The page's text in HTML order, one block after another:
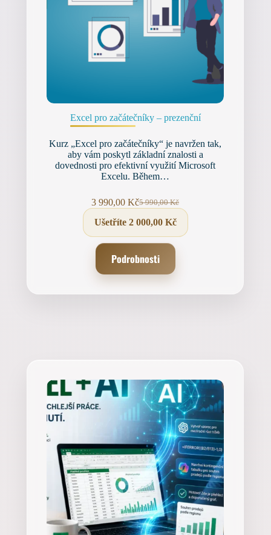
Excel pro začátečníky – prezenční
Kurz „Excel pro začátečníky“ je navržen tak,
aby vám poskytl základní znalosti a
dovednosti pro efektivní využití Microsoft
Excelu. Během…
5 990,00Kč
Původní
cena
byla:
5 990,00 Kč.
3 990,00KčAktuální
cena
je:
3 990,00 Kč.
Ušetříte 2 000,00 Kč
Podrobnosti